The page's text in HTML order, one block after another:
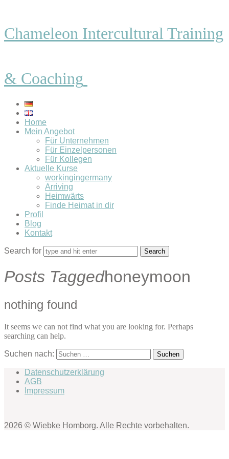
Chameleon Intercultural Training
& Coaching
Home
Mein Angebot
Für Unternehmen
Für Einzelpersonen
Für Kollegen
Aktuelle Kurse
workingingermany
Arriving
Heimwärts
Finde Heimat in dir
Profil
Blog
Kontakt
Search for
Posts Taggedhoneymoon
nothing found
It seems we can not find what you are looking for. Perhaps
searching can help.
Suchen nach:
Datenschutzerklärung
AGB
Impressum
2026 © Wiebke Homborg. Alle Rechte vorbehalten.